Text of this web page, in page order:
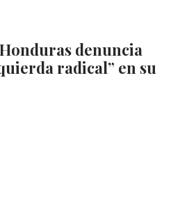
denuncia
radical” en su